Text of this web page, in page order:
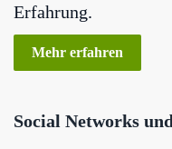
Erfahrung.
Mehr erfahren
Social Networks